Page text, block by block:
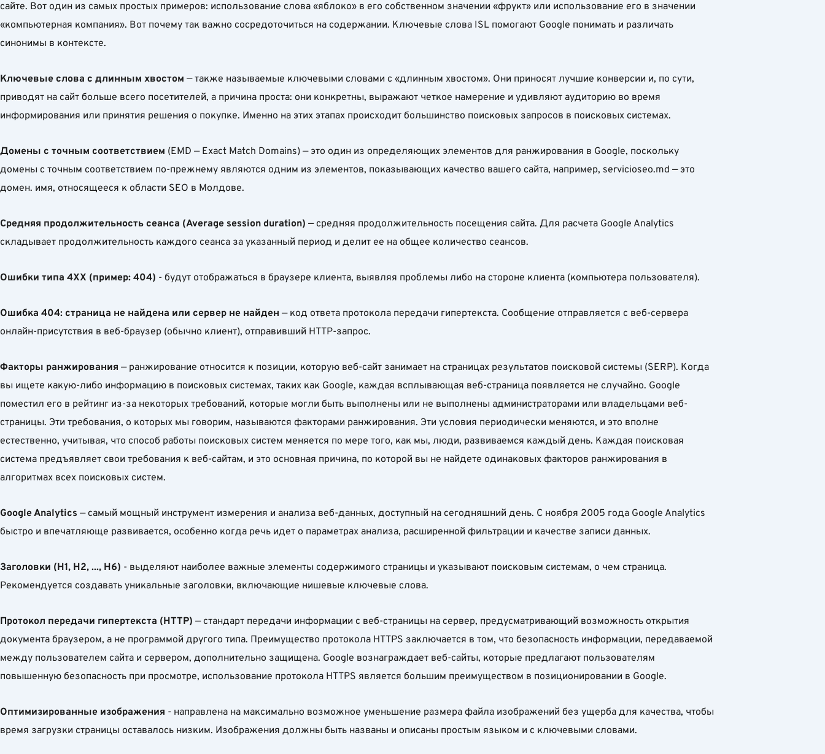
сайте. Вот один из самых простых примеров: использование слова «яблоко» в его собственном значении «фрукт» или использование его в значении
«компьютерная компания». Вот почему так важно сосредоточиться на содержании. Ключевые слова ISL помогают Google понимать и различать
синонимы в контексте.
Ключевые слова с длинным хвостом — также называемые ключевыми словами с «длинным хвостом». Они приносят лучшие конверсии и, по сути,
приводят на сайт больше всего посетителей, а причина проста: они конкретны, выражают четкое намерение и удивляют аудиторию во время
информирования или принятия решения о покупке. Именно на этих этапах происходит большинство поисковых запросов в поисковых системах.
Домены с точным соответствием (EMD — Exact Match Domains) — это один из определяющих элементов для ранжирования в Google, поскольку
домены с точным соответствием по-прежнему являются одним из элементов, показывающих качество вашего сайта, например, servicioseo.md — это
домен. имя, относящееся к области SEO в Молдове.
Средняя продолжительность сеанса (Average session duration) — средняя продолжительность посещения сайта. Для расчета Google Analytics
складывает продолжительность каждого сеанса за указанный период и делит ее на общее количество сеансов.
Ошибки типа 4ХХ (пример: 404) - будут отображаться в браузере клиента, выявляя проблемы либо на стороне клиента (компьютера пользователя).
Ошибка 404: страница не найдена или сервер не найден — код ответа протокола передачи гипертекста. Сообщение отправляется с веб-сервера
онлайн-присутствия в веб-браузер (обычно клиент), отправивший HTTP-запрос.
Факторы ранжирования — ранжирование относится к позиции, которую веб-сайт занимает на страницах результатов поисковой системы (SERP). Когда
вы ищете какую-либо информацию в поисковых системах, таких как Google, каждая всплывающая веб-страница появляется не случайно. Google
поместил его в рейтинг из-за некоторых требований, которые могли быть выполнены или не выполнены администраторами или владельцами веб-
страницы. Эти требования, о которых мы говорим, называются факторами ранжирования. Эти условия периодически меняются, и это вполне
естественно, учитывая, что способ работы поисковых систем меняется по мере того, как мы, люди, развиваемся каждый день. Каждая поисковая
система предъявляет свои требования к веб-сайтам, и это основная причина, по которой вы не найдете одинаковых факторов ранжирования в
алгоритмах всех поисковых систем.
Google Analytics — самый мощный инструмент измерения и анализа веб-данных, доступный на сегодняшний день. С ноября 2005 года Google Analytics
быстро и впечатляюще развивается, особенно когда речь идет о параметрах анализа, расширенной фильтрации и качестве записи данных.
Заголовки (H1, H2, ..., H6) - выделяют наиболее важные элементы содержимого страницы и указывают поисковым системам, о чем страница.
Рекомендуется создавать уникальные заголовки, включающие нишевые ключевые слова.
Протокол передачи гипертекста (HTTP) — стандарт передачи информации с веб-страницы на сервер, предусматривающий возможность открытия
документа браузером, а не программой другого типа. Преимущество протокола HTTPS заключается в том, что безопасность информации, передаваемой
между пользователем сайта и сервером, дополнительно защищена. Google вознаграждает веб-сайты, которые предлагают пользователям
повышенную безопасность при просмотре, использование протокола HTTPS является большим преимуществом в позиционировании в Google.
Оптимизированные изображения - направлена ​​на максимально возможное уменьшение размера файла изображений без ущерба для качества, чтобы
время загрузки страницы оставалось низким. Изображения должны быть названы и описаны простым языком и с ключевыми словами.